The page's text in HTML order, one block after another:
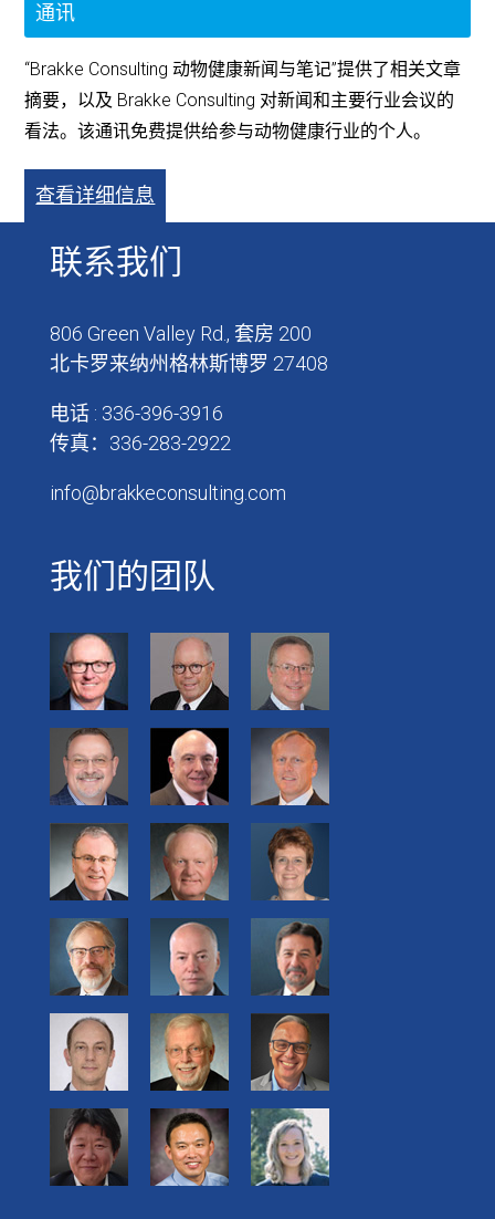
通讯
“Brakke Consulting 动物健康新闻与笔记”提供了相关文章
摘要，以及 Brakke Consulting 对新闻和主要行业会议的
看法。该通讯免费提供给参与动物健康行业的个人。
查看详细信息
联系我们
806 Green Valley Rd., 套房 200
北卡罗来纳州格林斯博罗 27408
电话 : 336-396-3916
传真：336-283-2922
info@brakkeconsulting.com
我们的团队